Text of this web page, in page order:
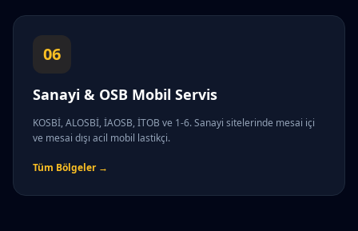
06
Sanayi & OSB Mobil Servis
KOSBİ, ALOSBİ, İAOSB, İTOB ve 1-6. Sanayi sitelerinde mesai içi
ve mesai dışı acil mobil lastikçi.
Tüm Bölgeler →